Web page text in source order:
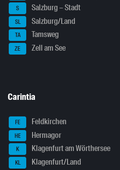
S Salzburg – Stadt
SL Salzburg/Land
TA Tamsweg
ZE Zell am See
Carintia
FE Feldkirchen
HE Hermagor
K Klagenfurt am Wörthersee
KL Klagenfurt/Land